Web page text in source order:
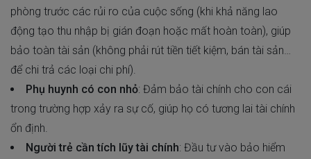
phòng trước các rủi ro của cuộc sống (khi khả năng lao
động tạo thu nhập bị gián đoạn hoặc mất hoàn toàn), giúp
bảo toàn tài sản (không phải rút tiền tiết kiệm, bán tài sản…
để chi trả các loại chi phí).
Phụ huynh có con nhỏ: Đảm bảo tài chính cho con cái
trong trường hợp xảy ra sự cố, giúp họ có tương lai tài chính
ổn định.
Người trẻ cần tích lũy tài chính: Đầu tư vào bảo hiểm